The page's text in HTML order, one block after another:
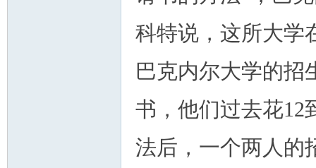
科特说，这所大学
巴克内尔大学的招
书，他们过去花12
法后，一个两人的